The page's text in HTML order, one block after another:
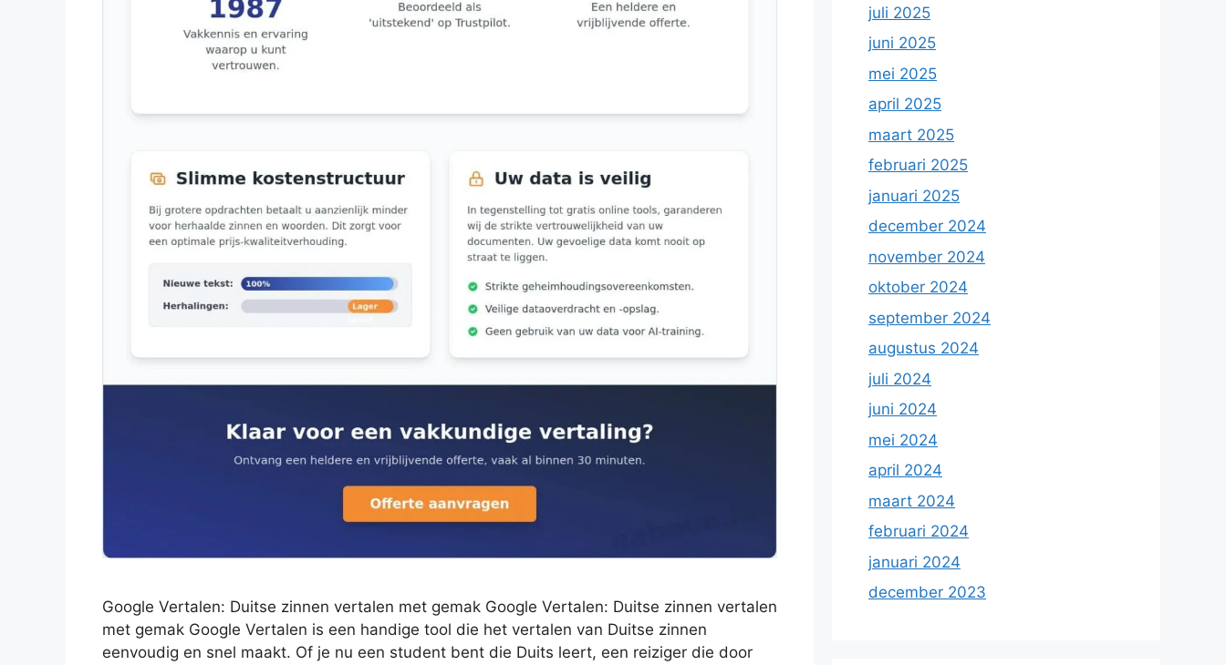
Google Vertalen: Duitse zinnen vertalen met gemak Google Vertalen: Duitse zinnen vertalen
met gemak Google Vertalen is een handige tool die het vertalen van Duitse zinnen
eenvoudig en snel maakt. Of je nu een student bent die Duits leert, een reiziger die door
juli 2025
juni 2025
mei 2025
april 2025
maart 2025
februari 2025
januari 2025
december 2024
november 2024
oktober 2024
september 2024
augustus 2024
juli 2024
juni 2024
mei 2024
april 2024
maart 2024
februari 2024
januari 2024
december 2023